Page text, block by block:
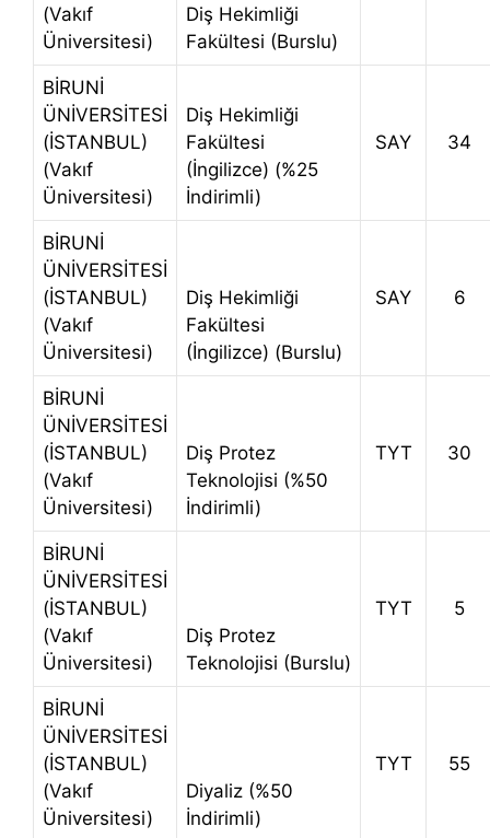
(Vakıf
Üniversitesi)
Diş Hekimliği
Fakültesi (Burslu)
BİRUNİ
ÜNİVERSİTESİ
(İSTANBUL)
(Vakıf
Üniversitesi)
Diş Hekimliği
Fakültesi
(İngilizce) (%25
İndirimli)
SAY 34
BİRUNİ
ÜNİVERSİTESİ
(İSTANBUL)
(Vakıf
Üniversitesi)
Diş Hekimliği
Fakültesi
(İngilizce) (Burslu)
SAY 6
BİRUNİ
ÜNİVERSİTESİ
(İSTANBUL)
(Vakıf
Üniversitesi)
Diş Protez
Teknolojisi (%50
İndirimli)
TYT 30
BİRUNİ
ÜNİVERSİTESİ
(İSTANBUL)
(Vakıf
Üniversitesi)
Diş Protez
Teknolojisi (Burslu)
TYT 5
BİRUNİ
ÜNİVERSİTESİ
(İSTANBUL)
(Vakıf
Üniversitesi)
Diyaliz (%50
İndirimli)
TYT 55